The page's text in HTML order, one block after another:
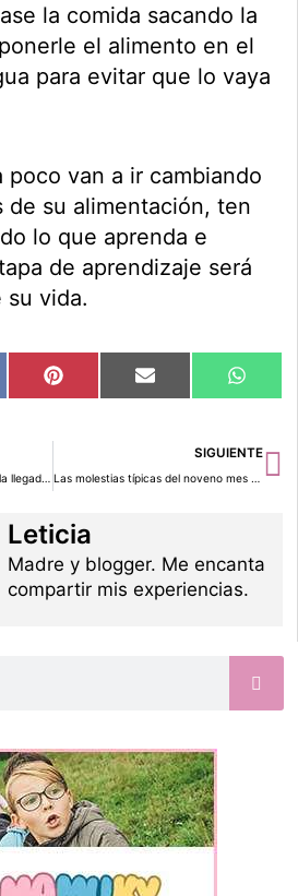
la comida sacando la
el alimento en el
para evitar que lo vaya
poco van a ir cambiando
de su alimentación, ten
lo que aprenda e
de aprendizaje será
su vida.
Compartir
en
Pinterest Compartir
en
Email
en
Cómo preparar el hogar para la llegada de un bebé
SIGUIENTE
Las molestias típicas del noveno mes de embarazo
Leticia
Madre y blogger. Me encanta
compartir mis experiencias.